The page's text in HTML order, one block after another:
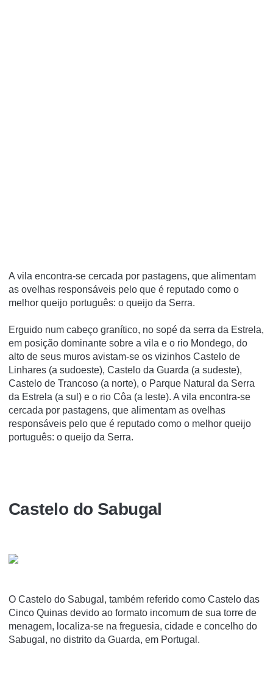
A vila encontra-se cercada por pastagens, que alimentam
as ovelhas responsáveis pelo que é reputado como o
melhor queijo português: o queijo da Serra.
Erguido num cabeço graní­tico, no sopé da serra da Estrela,
em posição dominante sobre a vila e o rio Mondego, do
alto de seus muros avistam-se os vizinhos Castelo de
Linhares (a sudoeste), Castelo da Guarda (a sudeste),
Castelo de Trancoso (a norte), o Parque Natural da Serra
da Estrela (a sul) e o rio Côa (a leste). A vila encontra-se
cercada por pastagens, que alimentam as ovelhas
responsáveis pelo que é reputado como o melhor queijo
português: o queijo da Serra.
Castelo do Sabugal
O Castelo do Sabugal, também referido como Castelo das
Cinco Quinas devido ao formato incomum de sua torre de
menagem, localiza-se na freguesia, cidade e concelho do
Sabugal, no distrito da Guarda, em Portugal.